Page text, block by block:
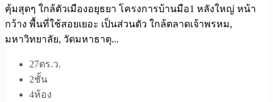
คุ้มสุดๆ ใกล้ตัวเมืองอยุธยา โครงการบ้านมือ1 หลังใหญ่ หน้า
กว้าง พื้นที่ใช้สอยเยอะ เป็นส่วนตัว ใกล้ตลาดเจ้าพรหม,
มหาวิทยาลัย, วัดมหาธาตุ...
27ตร.ว.
2ชั้น
4ห้อง